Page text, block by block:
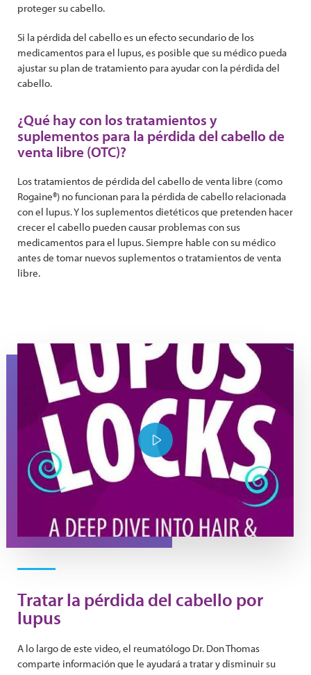
proteger su cabello.
Si la pérdida del cabello es un efecto secundario de los
medicamentos para el lupus, es posible que su médico pueda
ajustar su plan de tratamiento para ayudar con la pérdida del
cabello.
¿Qué hay con los tratamientos y
suplementos para la pérdida del cabello de
venta libre (OTC)?
Los tratamientos de pérdida del cabello de venta libre (como
Rogaine®) no funcionan para la pérdida de cabello relacionada
con el lupus. Y los suplementos dietéticos que pretenden hacer
crecer el cabello pueden causar problemas con sus
medicamentos para el lupus. Siempre hable con su médico
antes de tomar nuevos suplementos o tratamientos de venta
libre.
YouTube Thumbnail Purple Lupus Locks
Play Video
Tratar la pérdida del cabello por
lupus
A lo largo de este video, el reumatólogo Dr. Don Thomas
comparte información que le ayudará a tratar y disminuir su